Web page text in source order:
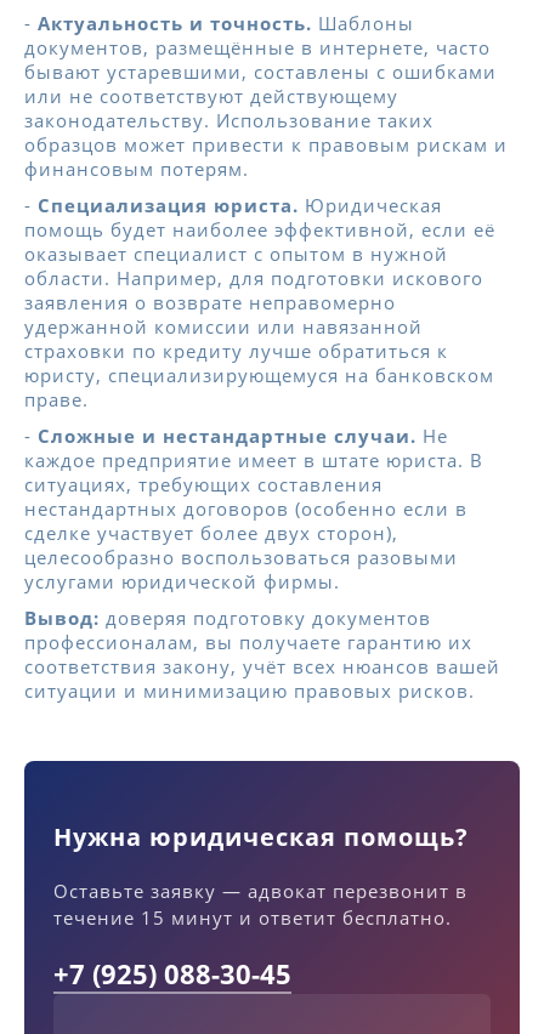
- Актуальность и точность. Шаблоны
документов, размещённые в интернете, часто
бывают устаревшими, составлены с ошибками
или не соответствуют действующему
законодательству. Использование таких
образцов может привести к правовым рискам и
финансовым потерям.
- Специализация юриста. Юридическая
помощь будет наиболее эффективной, если её
оказывает специалист с опытом в нужной
области. Например, для подготовки искового
заявления о возврате неправомерно
удержанной комиссии или навязанной
страховки по кредиту лучше обратиться к
юристу, специализирующемуся на банковском
праве.
- Сложные и нестандартные случаи. Не
каждое предприятие имеет в штате юриста. В
ситуациях, требующих составления
нестандартных договоров (особенно если в
сделке участвует более двух сторон),
целесообразно воспользоваться разовыми
услугами юридической фирмы.
Вывод: доверяя подготовку документов
профессионалам, вы получаете гарантию их
соответствия закону, учёт всех нюансов вашей
ситуации и минимизацию правовых рисков.
Нужна юридическая помощь?
Оставьте заявку — адвокат перезвонит в
течение 15 минут и ответит бесплатно.
+7 (925) 088-30-45